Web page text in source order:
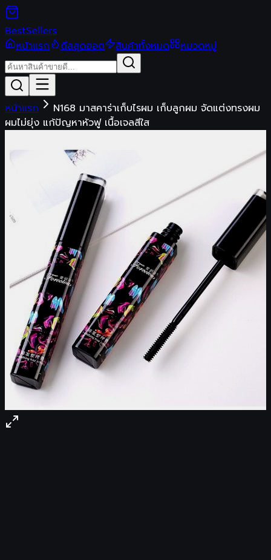
BestSellers
หน้าแรก
ดีลสุดฮอต สินค้าทั้งหมด หมวดหมู่
หน้าแรก
N168 มาสคาร่าเก็บไรผม เก็บลูกผม จัดแต่งทรงผม
ผมไม่ยุ่ง แก้ปัญหาหัวฟู เนื้อเจลสีใส